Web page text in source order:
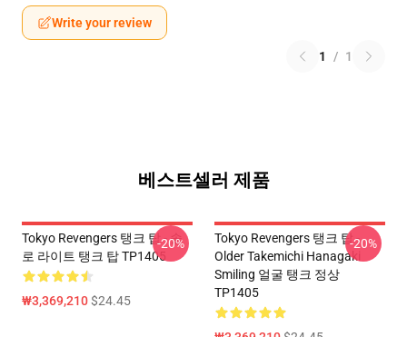
Write your review
1 / 1
베스트셀러 제품
Tokyo Revengers 탱크 탑 - 솔
로 라이트 탱크 탑 TP1405
₩3,369,210$24.45
-20%
Tokyo Revengers 탱크 탑 -
Older Takemichi Hanagaki
Smiling 얼굴 탱크 정상
TP1405
-20%